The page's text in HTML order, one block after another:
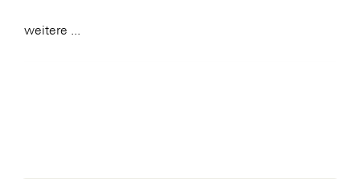
weitere ...